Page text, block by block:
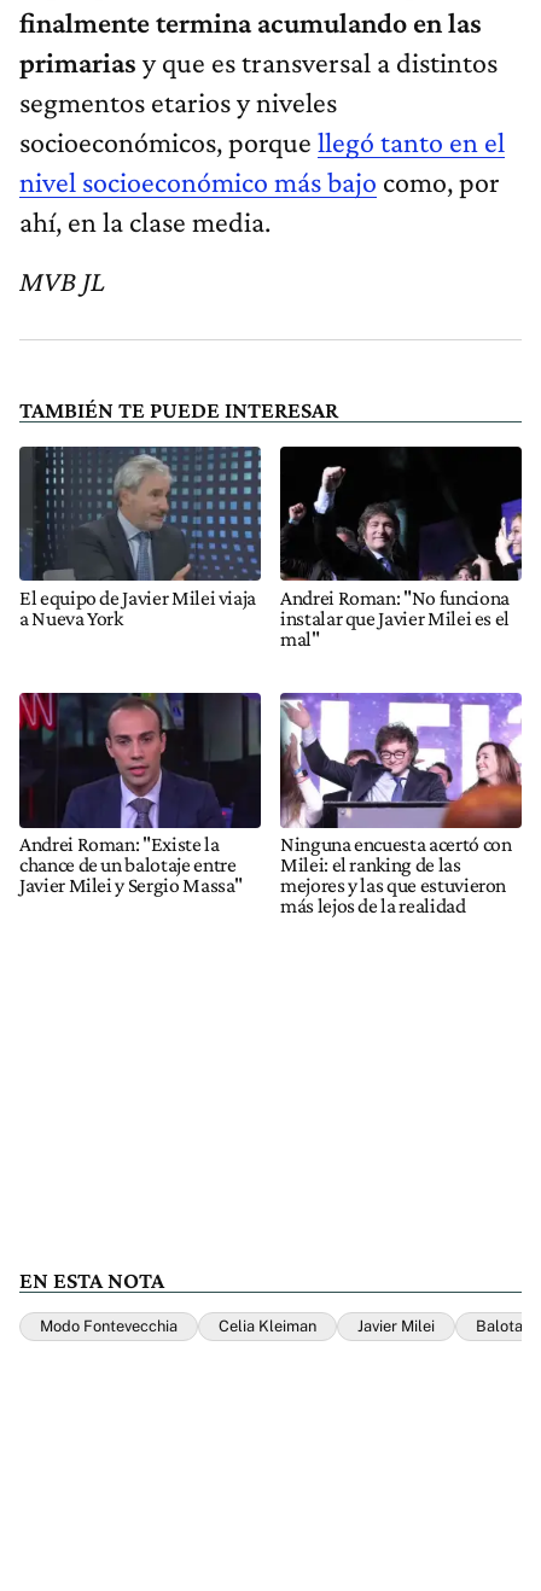
finalmente termina acumulando en las
primarias y que es transversal a distintos
segmentos etarios y niveles
socioeconómicos, porque llegó tanto en el
nivel socioeconómico más bajo como, por
ahí, en la clase media.
MVB JL
TAMBIÉN TE PUEDE INTERESAR
El equipo de Javier Milei viaja
a Nueva York
Andrei Roman: "No funciona
instalar que Javier Milei es el
mal"
Andrei Roman: "Existe la
chance de un balotaje entre
Javier Milei y Sergio Massa"
Ninguna encuesta acertó con
Milei: el ranking de las
mejores y las que estuvieron
más lejos de la realidad
EN ESTA NOTA
Modo Fontevecchia Celia Kleiman Javier Milei Balotaje